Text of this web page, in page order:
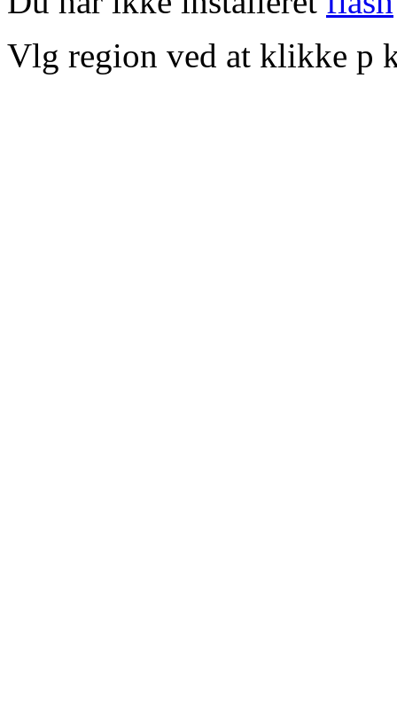
Vlg region ved at klikke p